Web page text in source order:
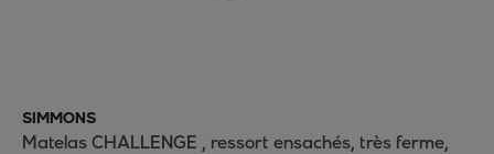
SIMMONS
Matelas CHALLENGE , ressort ensachés, très ferme,